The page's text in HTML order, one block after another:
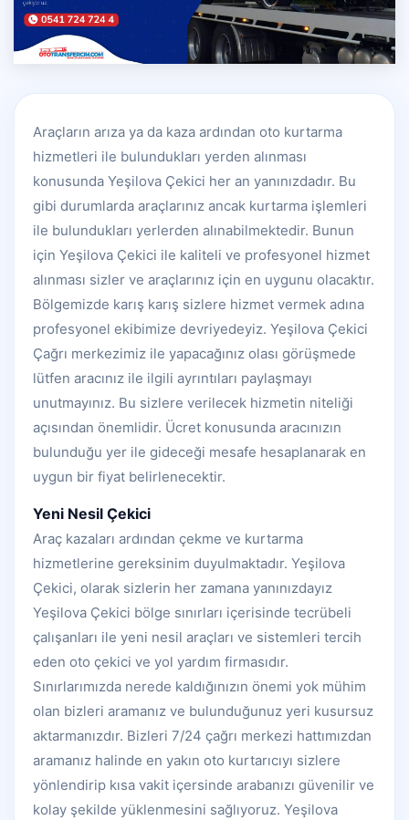
Araçların arıza ya da kaza ardından oto kurtarma
hizmetleri ile bulundukları yerden alınması
konusunda Yeşilova Çekici her an yanınızdadır. Bu
gibi durumlarda araçlarınız ancak kurtarma işlemleri
ile bulundukları yerlerden alınabilmektedir. Bunun
için Yeşilova Çekici ile kaliteli ve profesyonel hizmet
alınması sizler ve araçlarınız için en uygunu olacaktır.
Bölgemizde karış karış sizlere hizmet vermek adına
profesyonel ekibimize devriyedeyiz. Yeşilova Çekici
Çağrı merkezimiz ile yapacağınız olası görüşmede
lütfen aracınız ile ilgili ayrıntıları paylaşmayı
unutmayınız. Bu sizlere verilecek hizmetin niteliği
açısından önemlidir. Ücret konusunda aracınızın
bulunduğu yer ile gideceği mesafe hesaplanarak en
uygun bir fiyat belirlenecektir.
Yeni Nesil Çekici
Araç kazaları ardından çekme ve kurtarma
hizmetlerine gereksinim duyulmaktadır. Yeşilova
Çekici, olarak sizlerin her zamana yanınızdayız
Yeşilova Çekici bölge sınırları içerisinde tecrübeli
çalışanları ile yeni nesil araçları ve sistemleri tercih
eden oto çekici ve yol yardım firmasıdır.
Sınırlarımızda nerede kaldığınızın önemi yok mühim
olan bizleri aramanız ve bulunduğunuz yeri kusursuz
aktarmanızdır. Bizleri 7/24 çağrı merkezi hattımızdan
aramanız halinde en yakın oto kurtarıcıyı sizlere
yönlendirip kısa vakit içersinde arabanızı güvenilir ve
kolay şekilde yüklenmesini sağlıyoruz. Yeşilova